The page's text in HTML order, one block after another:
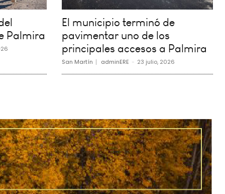
Palmira
El municipio terminó de
pavimentar uno de los
principales accesos a Palmira
San Martín adminERE - 23 julio, 2026